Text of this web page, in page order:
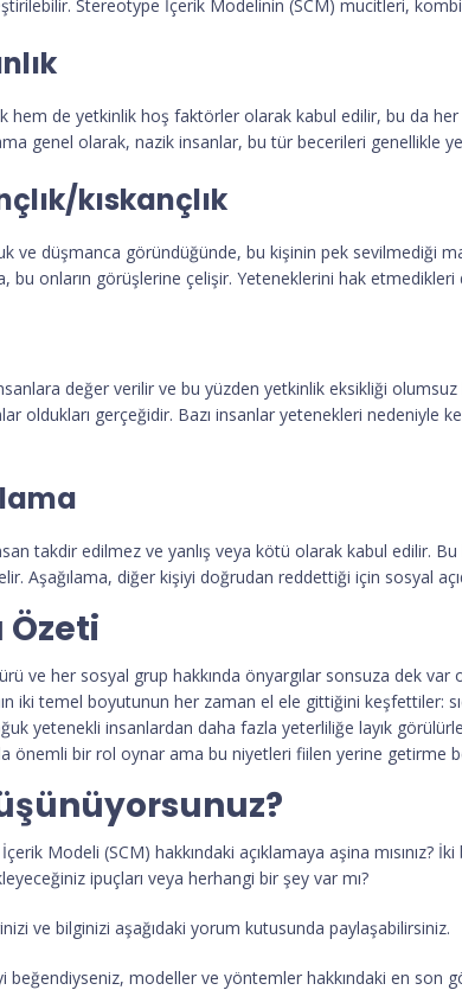
Stereotype İçerik Modelinin (SCM) mucitleri,
hem de yetkinlik hoş faktörler olarak kabul edilir, bu da
genel olarak, nazik insanlar, bu tür becerileri genellikle
kıskançlık
ve düşmanca göründüğünde, bu kişinin pek sevilmediği
bu onların görüşlerine çelişir. Yeteneklerini hak etmedikleri
değer verilir ve bu yüzden yetkinlik eksikliği
oldukları gerçeğidir. Bazı insanlar yetenekleri nedeniyle
takdir edilmez ve yanlış veya kötü olarak kabul edilir.
Aşağılama, diğer kişiyi doğrudan reddettiği için sosyal
Özeti
ve her sosyal grup hakkında önyargılar sonsuza dek var
iki temel boyutunun her zaman el ele gittiğini keşfettiler:
yetenekli insanlardan daha fazla yeterliliğe layık
önemli bir rol oynar ama bu niyetleri fiilen yerine getirme
Modeli (SCM) hakkındaki açıklamaya aşina
ipuçları veya herhangi bir şey var mı?
ve bilginizi aşağıdaki yorum kutusunda paylaşabilirsiniz.
beğendiyseniz, modeller ve yöntemler hakkındaki en son